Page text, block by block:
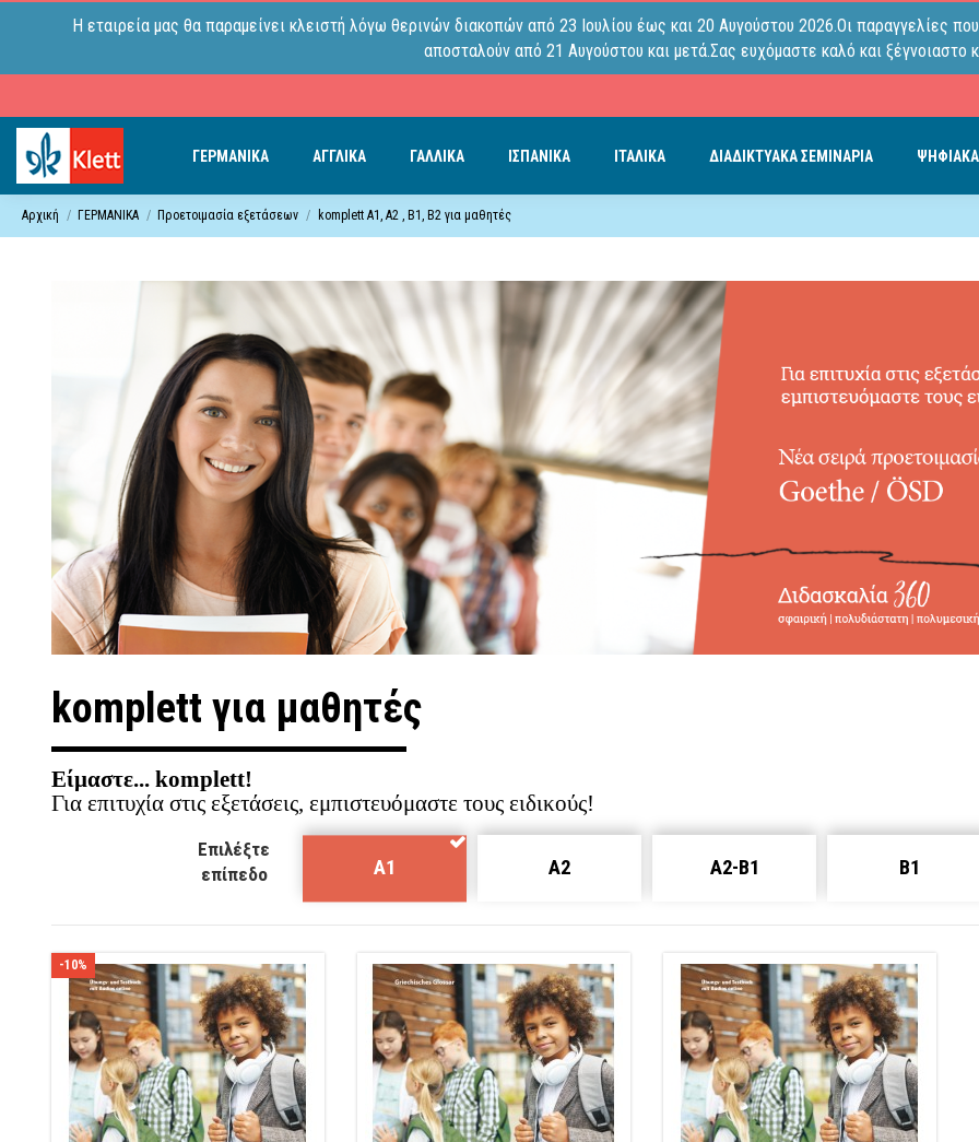
Η εταιρεία μας θα παραμείνει κλειστή λόγω θερινών διακοπών από 23 Ιουλίου έως και 20 Αυγούστου 2026.Οι παραγγελίες
αποσταλούν από 21 Αυγούστου και μετά.Σας ευχόμαστε καλό και ξέγνοιαστο
ΓΕΡΜΑΝΙΚΑ ΑΓΓΛΙΚΑ ΓΑΛΛΙΚΑ ΙΣΠΑΝΙΚΑ ΙΤΑΛΙΚΑ ΔΙΑΔΙΚΤΥΑΚΑ ΣΕΜΙΝΑΡΙΑ ΨΗΦΙΑΚΑ
Αρχική ΓΕΡΜΑΝΙΚΑ Προετοιμασία εξετάσεων komplett A1, A2 , B1, B2 για μαθητές
komplett για μαθητές
Eίμαστε... komplett!
Για επιτυχία στις εξετάσεις, εμπιστευόμαστε τους ειδικούς!
Α1 A2 A2-B1 B1
-10%